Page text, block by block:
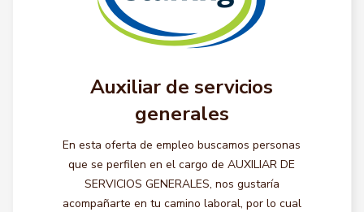
Auxiliar de servicios
generales
En esta oferta de empleo buscamos personas
que se perfilen en el cargo de AUXILIAR DE
SERVICIOS GENERALES, nos gustaría
acompañarte en tu camino laboral, por lo cual